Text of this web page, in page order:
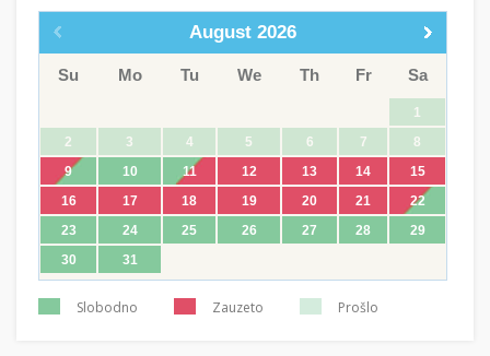
August 2026
Su Mo Tu We Th Fr Sa
1
2
3 4 5 6 7
8
9
10 11 12 13 14
15
16
17 18 19 20 21
22
23
24 25 26 27 28
29
30
31
Slobodno Zauzeto Prošlo